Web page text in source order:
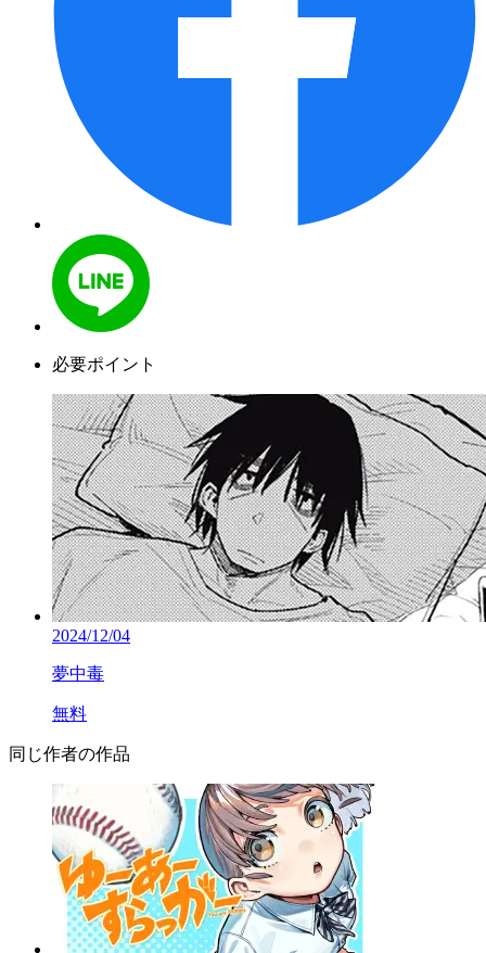
必要ポイント
2024/12/04
夢中毒
無料
同じ作者の作品